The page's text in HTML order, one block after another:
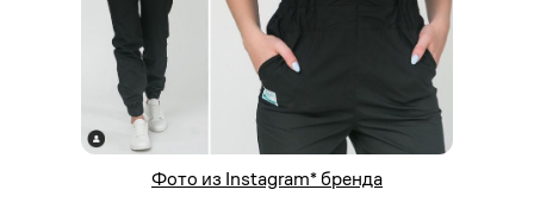
Фото из Instagram* бренда